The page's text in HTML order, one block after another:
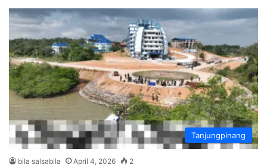
Tanjungpinang
bila salsabila April 4, 2026 2